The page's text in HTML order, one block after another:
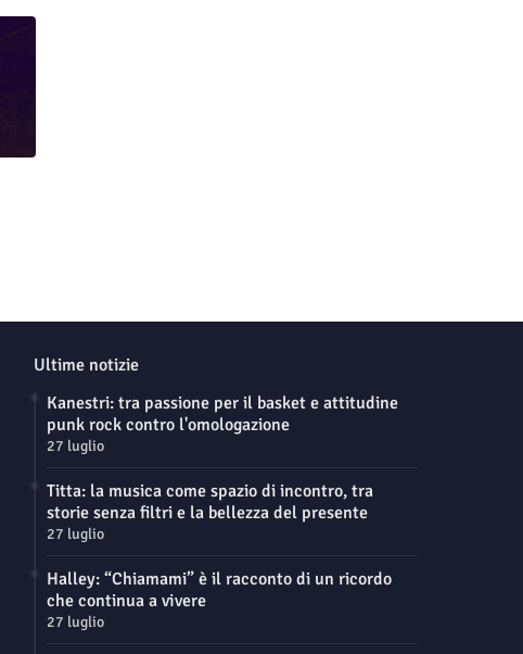
Ultime notizie
Kanestri: tra passione per il basket e attitudine
punk rock contro l'omologazione
27 luglio
Titta: la musica come spazio di incontro, tra
storie senza filtri e la bellezza del presente
27 luglio
Halley: “Chiamami” è il racconto di un ricordo
che continua a vivere
27 luglio